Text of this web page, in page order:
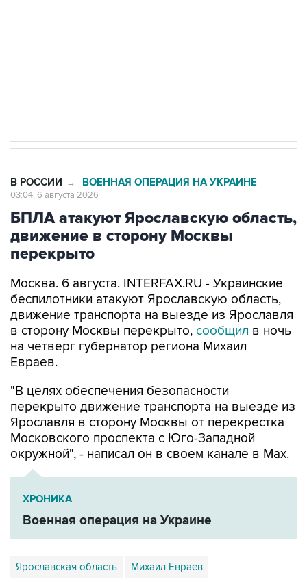
В РОССИИ → ВОЕННАЯ ОПЕРАЦИЯ НА УКРАИНЕ
03:04, 6 августа 2026
БПЛА атакуют Ярославскую область,
движение в сторону Москвы
перекрыто
Москва. 6 августа. INTERFAX.RU - Украинские
беспилотники атакуют Ярославскую область,
движение транспорта на выезде из Ярославля
в сторону Москвы перекрыто, сообщил в ночь
на четверг губернатор региона Михаил
Евраев.
"В целях обеспечения безопасности
перекрыто движение транспорта на выезде из
Ярославля в сторону Москвы от перекрестка
Московского проспекта с Юго-Западной
окружной", - написал он в своем канале в Мах.
ХРОНИКА
Военная операция на Украине
Ярославская область Михаил Евраев